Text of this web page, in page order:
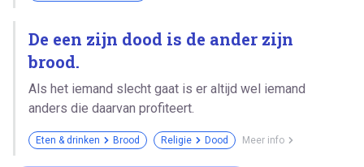
De een zijn dood is de ander zijn
brood.
Als het iemand slecht gaat is er altijd wel iemand
anders die daarvan profiteert.
Eten & drinken Brood Religie Dood Meer info